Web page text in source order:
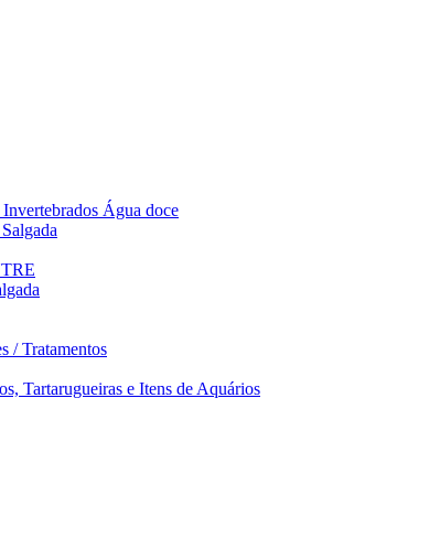
Água doce
/ Tratamentos
Tartarugueiras e Itens de Aquários